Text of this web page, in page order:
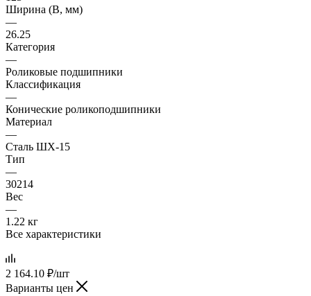
Ширина (B, мм)
—
26.25
Категория
—
Роликовые подшипники
Классификация
—
Конические роликоподшипники
Материал
—
Сталь ШХ-15
Тип
—
30214
Вес
—
1.22 кг
Все характеристики
2 164.10 ₽/шт
Варианты цен